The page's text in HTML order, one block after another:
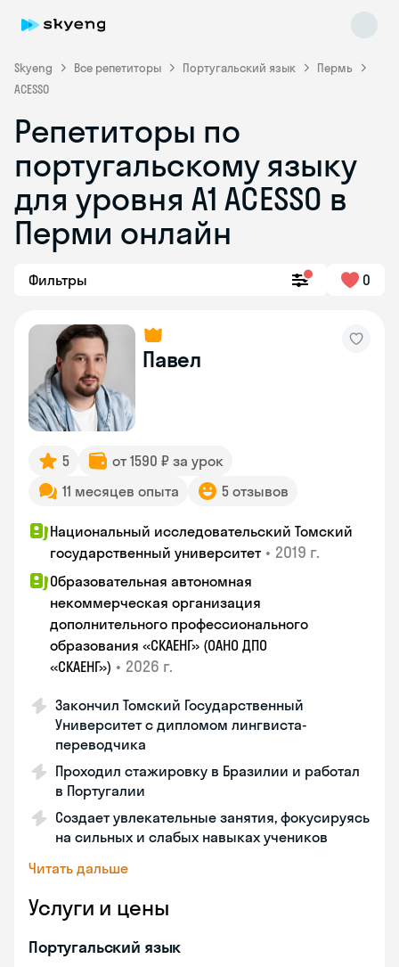
Skyeng Все репетиторы Португальский язык
Пермь
ACESSO
Репетиторы по
португальскому языку
для уровня A1 ACESSO в
Перми онлайн
Фильтры 0
Павел
5
от 1590 ₽ за урок
11 месяцев опыта
5 отзывов
Национальный исследовательский Томский
государственный университет • 2019 г.
Образовательная автономная
некоммерческая организация
дополнительного профессионального
образования «СКАЕНГ» (ОАНО ДПО
«СКАЕНГ») • 2026 г.
Закончил Томский Государственный
Университет с дипломом лингвиста-
переводчика
Проходил стажировку в Бразилии и работал
в Португалии
Создает увлекательные занятия, фокусируясь
на сильных и слабых навыках учеников
Читать дальше
Услуги и цены
Португальский язык
Skyeng Chat
online